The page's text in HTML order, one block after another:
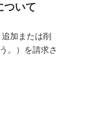
ついて
加または削
。）を請求さ